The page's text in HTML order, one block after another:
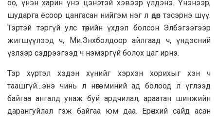
оо, үнэн харин үнэ цэнэтэй хэвээр үлдэнэ. Үнэнээр,
шударга ёсоор цангасан нийгэм нэг л өдөр тэсэрнэ шүү.
Тэртэй тэргүй улс төрийн үхдэл болсон Элбэгээгээр
жигшүүлээд ч, Ми.Энхболдоор айлгаад ч, үндэсний
үзлээр сэдрээгээд ч нэмэргүй болох цаг ирнэ.
Тэр хүртэл хэдэн хүнийг хэрхэн хорихыг хэн ч
таашгүй…энэ чинь л нөгөө миний ад болоод л үглээд
байгаа ангалд унаж буй ардчилал, араатан шинжийн
дарангуйлал гэж байгаа юм даа. Ерөнхий сайд асан